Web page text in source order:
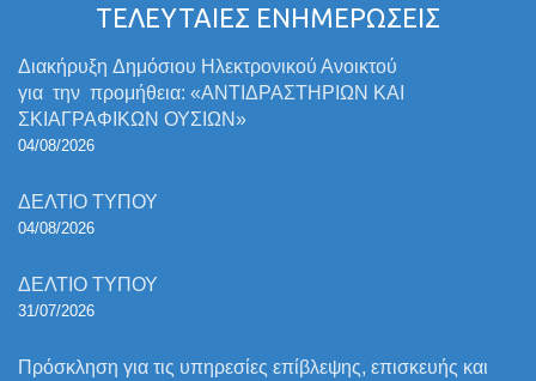
ΤΕΛΕΥΤΑΙΕΣ ΕΝΗΜΕΡΩΣΕΙΣ
Διακήρυξη Δημόσιου Ηλεκτρονικού Ανοικτού
για την προμήθεια: «ΑΝΤΙΔΡΑΣΤΗΡΙΩΝ ΚΑΙ
ΣΚΙΑΓΡΑΦΙΚΩΝ ΟΥΣΙΩΝ»
04/08/2026
ΔΕΛΤΙΟ ΤΥΠΟΥ
04/08/2026
ΔΕΛΤΙΟ ΤΥΠΟΥ
31/07/2026
Πρόσκληση για τις υπηρεσίες επίβλεψης, επισκευής και